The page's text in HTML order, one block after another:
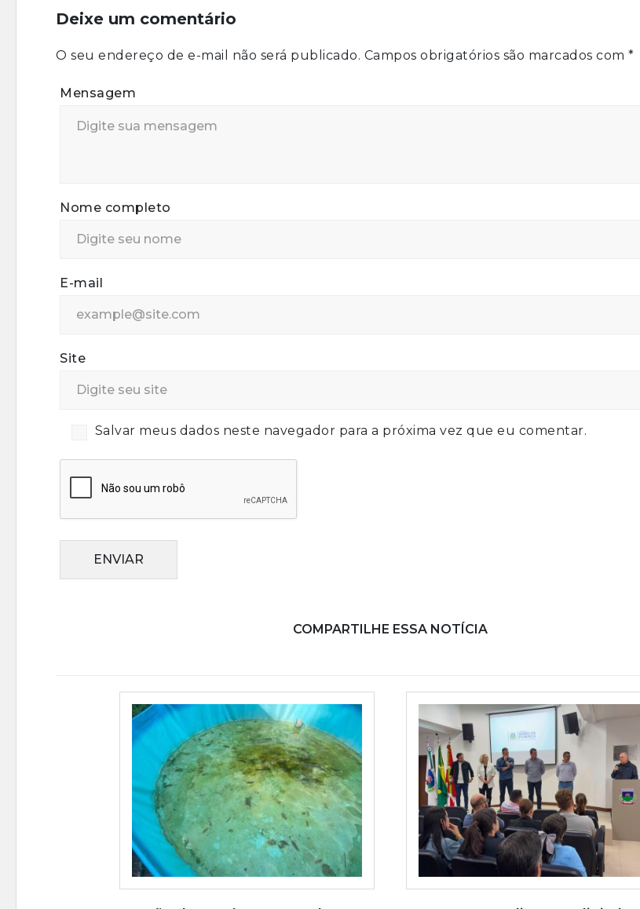
Deixe um comentário
O seu endereço de e-mail não será publicado. Campos obrigatórios são marcados com *
Mensagem
Nome completo
E-mail
Site
Salvar meus dados neste navegador para a próxima vez que eu comentar.
ENVIAR
COMPARTILHE ESSA NOTÍCIA